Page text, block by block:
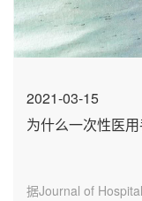
2021-03-15
为什么一次性医
据Journal of